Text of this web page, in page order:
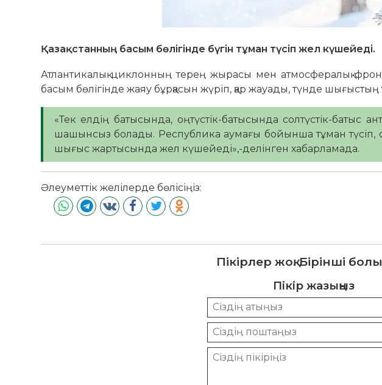
Қазақстанның басым бөлігінде бүгін тұман түсіп жел күшейеді.
Атлантикалық циклонның терең жырасы мен атмосфералық
басым бөлігінде жаяу бұрқасын жүріп, қар жауады, түнде шығыстың
«Тек елдің батысында, оңтүстік-батысында солтүстік-
шашынсыз болады. Республика аумағы бойынша тұман түсіп,
шығыс жартысында жел күшейеді»,-делінген хабарламада.
Әлеуметтік желілерде бөлісіңіз:
Пікірлер жоқ. Бірінші
Пікір жазыңыз